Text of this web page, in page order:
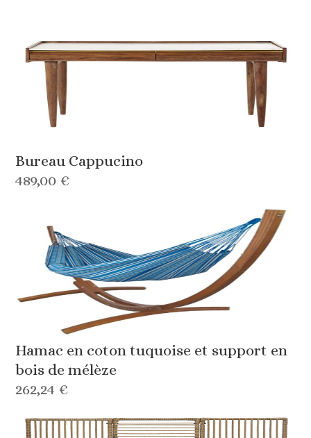
Bureau Cappucino
489,00 €
Hamac en coton tuquoise et support en
bois de mélèze
262,24 €